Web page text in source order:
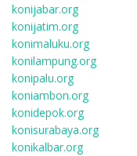
konijabar.org
konijatim.org
konimaluku.org
konilampung.org
konipalu.org
koniambon.org
konidepok.org
konisurabaya.org
konikalbar.org